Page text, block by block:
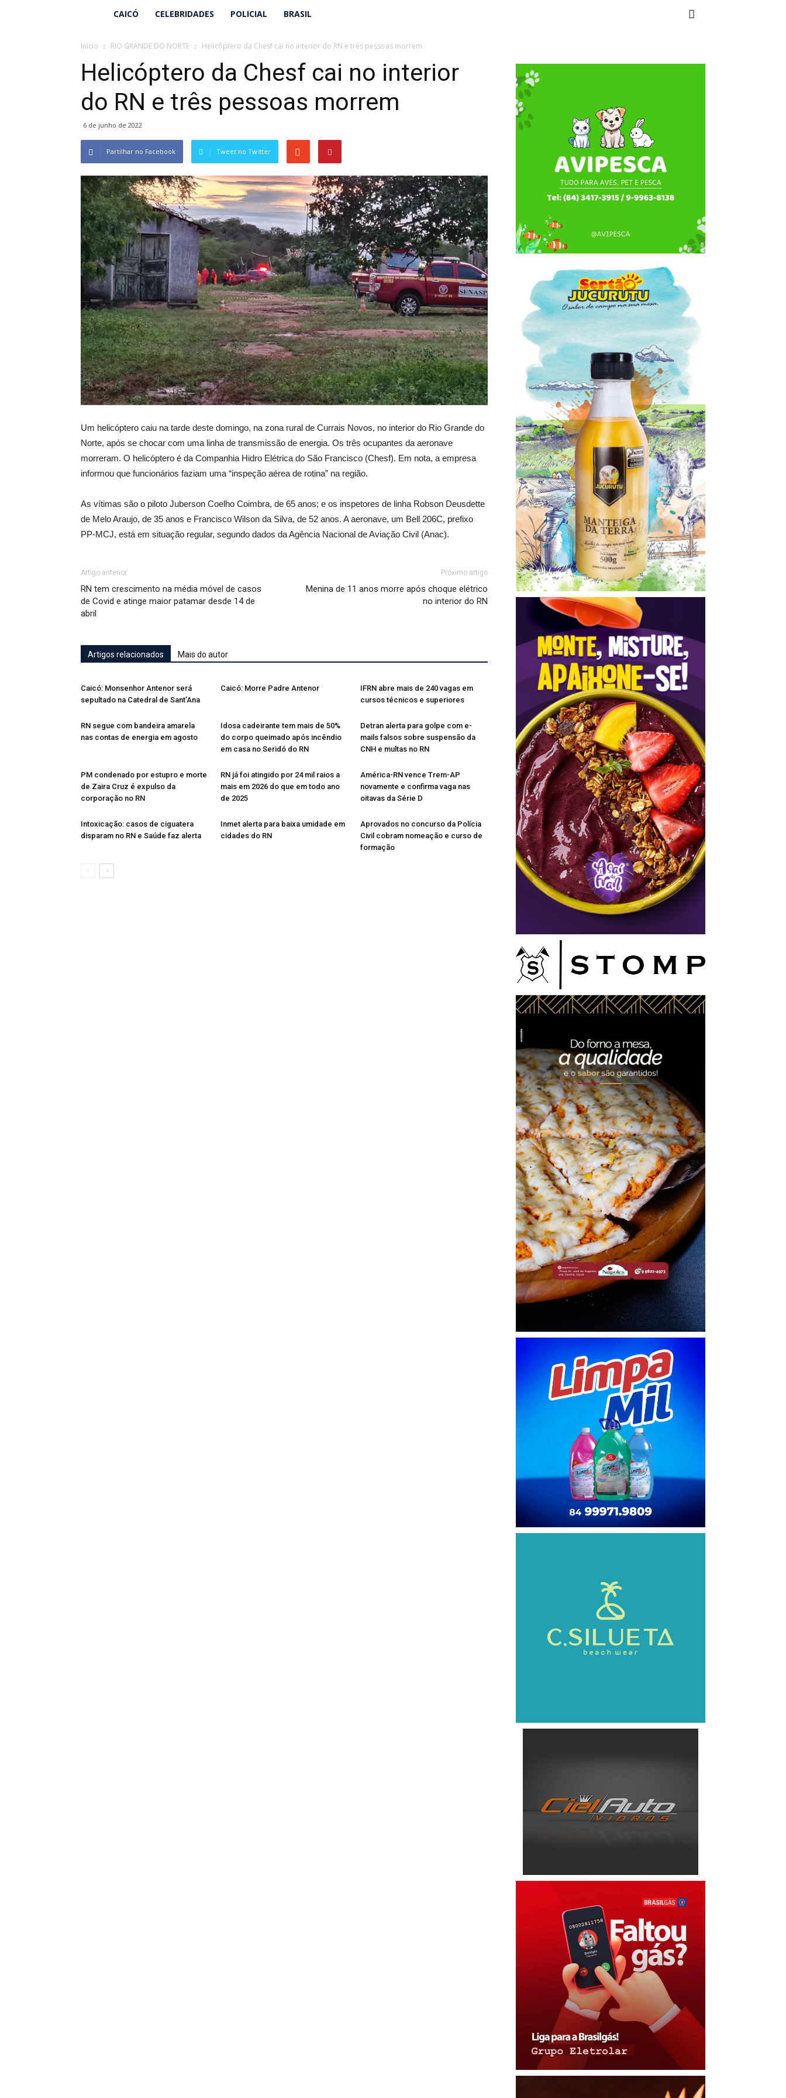
Lucielio
Henrique
CAICÓ CELEBRIDADES POLICIAL BRASIL
Início RIO GRANDE DO NORTE Helicóptero da Chesf cai no interior do RN e três pessoas morrem
Helicóptero da Chesf cai no interior
do RN e três pessoas morrem
6 de junho de 2022
Partilhar no Facebook Tweet no Twitter
Um helicóptero caiu na tarde deste domingo, na zona rural de Currais Novos, no interior do Rio Grande do
Norte, após se chocar com uma linha de transmissão de energia. Os três ocupantes da aeronave
morreram. O helicóptero é da Companhia Hidro Elétrica do São Francisco (Chesf). Em nota, a empresa
informou que funcionários faziam uma “inspeção aérea de rotina” na região.
As vítimas são o piloto Juberson Coelho Coimbra, de 65 anos; e os inspetores de linha Robson Deusdette
de Melo Araujo, de 35 anos e Francisco Wilson da Silva, de 52 anos. A aeronave, um Bell 206C, prefixo
PP-MCJ, está em situação regular, segundo dados da Agência Nacional de Aviação Civil (Anac).
Artigo anterior
RN tem crescimento na média móvel de casos
de Covid e atinge maior patamar desde 14 de
abril
Próximo artigo
Menina de 11 anos morre após choque elétrico
no interior do RN
Artigos relacionados Mais do autor
Caicó: Monsenhor Antenor será
sepultado na Catedral de Sant’Ana
Caicó: Morre Padre Antenor
IFRN abre mais de 240 vagas em
cursos técnicos e superiores
RN segue com bandeira amarela
nas contas de energia em agosto
Idosa cadeirante tem mais de 50%
do corpo queimado após incêndio
em casa no Seridó do RN
Detran alerta para golpe com e-
mails falsos sobre suspensão da
CNH e multas no RN
PM condenado por estupro e morte
de Zaira Cruz é expulso da
corporação no RN
RN já foi atingido por 24 mil raios a
mais em 2026 do que em todo ano
de 2025
América-RN vence Trem-AP
novamente e confirma vaga nas
oitavas da Série D
Intoxicação: casos de ciguatera
disparam no RN e Saúde faz alerta
Inmet alerta para baixa umidade em
cidades do RN
Aprovados no concurso da Polícia
Civil cobram nomeação e curso de
formação